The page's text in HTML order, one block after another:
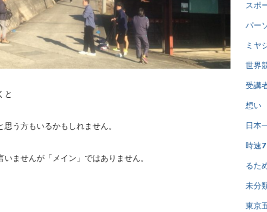
と
う方もいるかもしれません。
ませんが「メイン」ではありません。
スポ
パー
ミヤ
世界
受講
想い
日本
時速
るた
未分
東京